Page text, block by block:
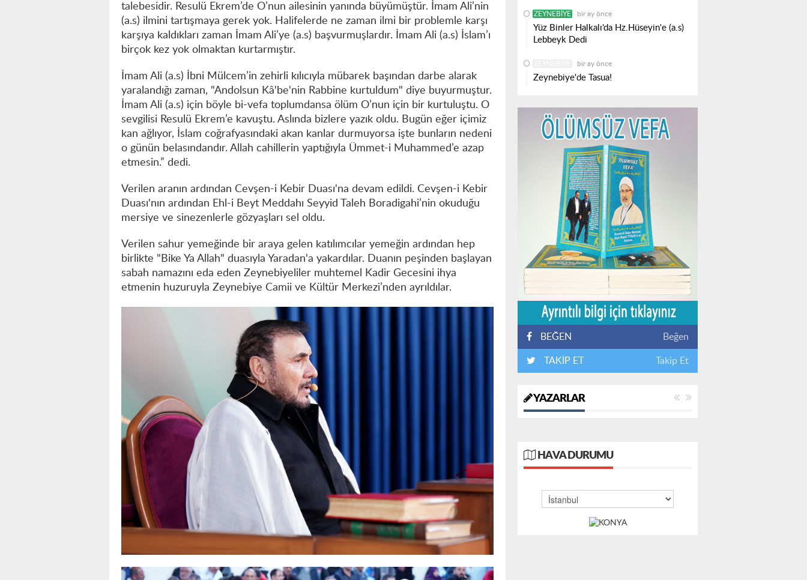
talebesidir. Resulü Ekrem’de O’nun ailesinin yanında büyümüştür. İmam Ali’nin
(a.s) ilmini tartışmaya gerek yok. Halifelerde ne zaman ilmi bir problemle karşı
karşıya kaldıkları zaman İmam Ali’ye (a.s) başvurmuşlardır. İmam Ali (a.s) İslam’ı
birçok kez yok olmaktan kurtarmıştır.
İmam Ali (a.s) İbni Mülcem’in zehirli kılıcıyla mübarek başından darbe alarak
yaralandığı zaman, "Andolsun Kâ'be'nin Rabbine kurtuldum" diye buyurmuştur.
İmam Ali (a.s) için böyle bi-vefa toplumdansa ölüm O’nun için bir kurtuluştu. O
sevgilisi Resulü Ekrem’e kavuştu. Aslında bizlere yazık oldu. Bugün eğer içimiz
kan ağlıyor, İslam coğrafyasındaki akan kanlar durmuyorsa işte bunların nedeni
o günün belasındandır. Allah cahillerin yaptığıyla Ümmet-i Muhammed’e azap
etmesin.” dedi.
Verilen aranın ardından Cevşen-i Kebir Duası'na devam edildi. Cevşen-i Kebir
Duası'nın ardından Ehl-i Beyt Meddahı Seyyid Taleh Boradigahi’nin okuduğu
mersiye ve sinezenlerle gözyaşları sel oldu.
Verilen sahur yemeğinde bir araya gelen katılımcılar yemeğin ardından hep
birlikte "Bike Ya Allah" duasıyla Yaradan'a yakardılar. Duanın peşinden başlayan
sabah namazını eda eden Zeynebiyeliler muhtemel Kadir Gecesini ihya
etmenin huzuruyla Zeynebiye Camii ve Kültür Merkezi’nden ayrıldılar.
ZEYNEBIYE bir ay önce
Yüz Binler Halkalı’da Hz.Hüseyin'e (a.s)
Lebbeyk Dedi
bir ay önce
Zeynebiye'de Tasua!
BEĞEN Beğen
TAKİP ET Takip Et
YAZARLAR
HAVA DURUMU